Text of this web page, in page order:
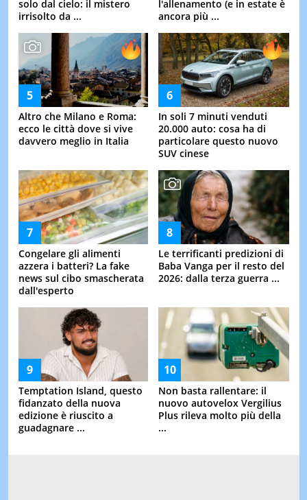
solo dal cielo: il mistero
irrisolto da ...
l'allenamento (e in estate è
ancora più ...
Altro che Milano e Roma:
ecco le città dove si vive
davvero meglio in Italia
In soli 7 minuti venduti
20.000 auto: cosa ha di
particolare questo nuovo
SUV cinese
Congelare gli alimenti
azzera i batteri? La fake
news sul cibo smascherata
dall'esperto
Le terrificanti predizioni di
Baba Vanga per il resto del
2026: dalla terza guerra ...
Temptation Island, questo
fidanzato della nuova
edizione è riuscito a
guadagnare ...
Non basta rallentare: il
nuovo autovelox Vergilius
Plus rileva molto più della
...